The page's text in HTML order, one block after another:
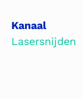
Kanaal
Lasersnijden